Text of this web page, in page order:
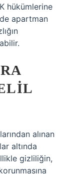
hükümlerine
apartman
alınan
altında
gizliliğin,